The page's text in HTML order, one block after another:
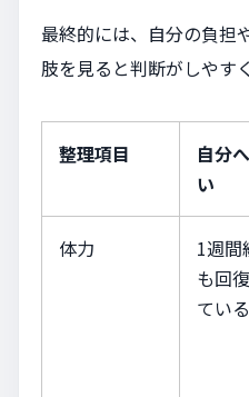
最終的には、自分の負担
肢を見ると判断がしやす
整理項目
自分
い
体力
1週間
も回
てい